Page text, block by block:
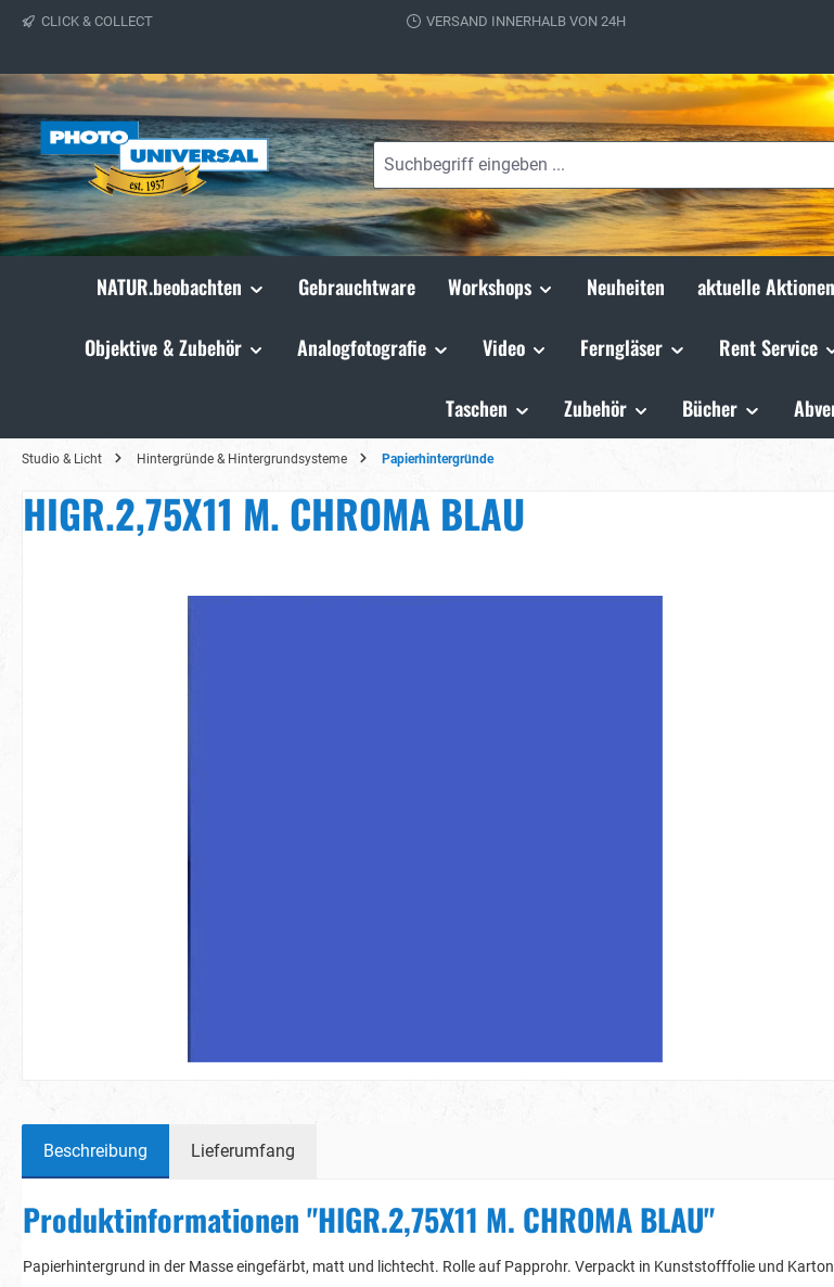
Zur Hauptnavigation springen
CLICK & COLLECT VERSAND INNERHALB VON 24H
NATUR.beobachten Gebrauchtware Workshops Neuheiten aktuelle Aktionen
Objektive & Zubehör Analogfotografie Video Ferngläser Rent Service
Taschen Zubehör Bücher
Studio & Licht Hintergründe & Hintergrundsysteme Papierhintergründe
HIGR.2,75X11 M. CHROMA BLAU
Beschreibung Lieferumfang
Produktinformationen "HIGR.2,75X11 M. CHROMA BLAU"
Papierhintergrund in der Masse eingefärbt, matt und lichtecht. Rolle auf Papprohr. Verpackt in Kunststofffolie und